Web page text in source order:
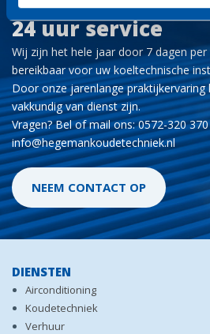
24 uur service
Wij zijn het hele jaar door 7 dagen
bereikbaar voor uw koeltechnische
Door onze jarenlange praktijkervaring
vakkundig van dienst zijn.
Vragen? Bel of mail ons: 0572-320
info@hegemankoudetechniek.nl
NEEM CONTACT OP
DIENSTEN
Airconditioning
Koudetechniek
Verhuur